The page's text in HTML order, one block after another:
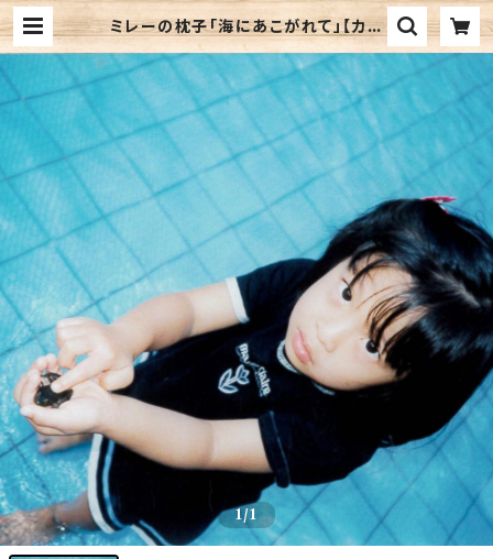
ミレーの枕子「海にあこがれて」【カセ
ットテープ作品 / ダウンロード・コー
ド付き】 | 音楽CD販売 珈琲マインド
1/1